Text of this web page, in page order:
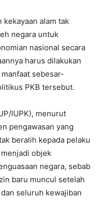
kekayaan alam tak
negara untuk
nasional secara
harus dilakukan
sebesar-
PKB tersebut.
IUPK), menurut
pengawasan yang
beralih kepada pelaku
objek
negara, sebab
baru muncul setelah
seluruh kewajiban